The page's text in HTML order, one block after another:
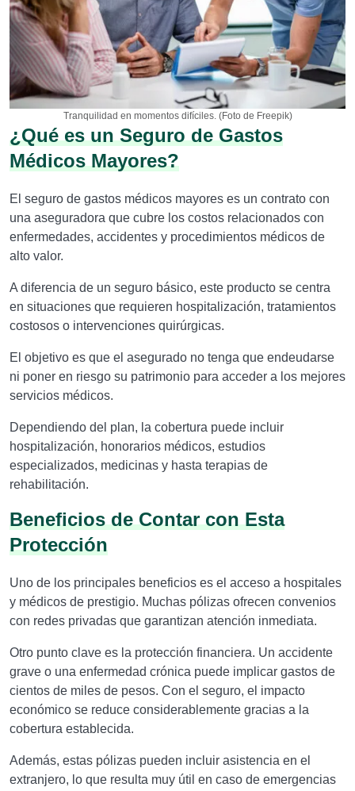
Tranquilidad en momentos difíciles. (Foto de Freepik)
¿Qué es un Seguro de Gastos
Médicos Mayores?
El seguro de gastos médicos mayores es un contrato con
una aseguradora que cubre los costos relacionados con
enfermedades, accidentes y procedimientos médicos de
alto valor.
A diferencia de un seguro básico, este producto se centra
en situaciones que requieren hospitalización, tratamientos
costosos o intervenciones quirúrgicas.
El objetivo es que el asegurado no tenga que endeudarse
ni poner en riesgo su patrimonio para acceder a los mejores
servicios médicos.
Dependiendo del plan, la cobertura puede incluir
hospitalización, honorarios médicos, estudios
especializados, medicinas y hasta terapias de
rehabilitación.
Beneficios de Contar con Esta
Protección
Uno de los principales beneficios es el acceso a hospitales
y médicos de prestigio. Muchas pólizas ofrecen convenios
con redes privadas que garantizan atención inmediata.
Otro punto clave es la protección financiera. Un accidente
grave o una enfermedad crónica puede implicar gastos de
cientos de miles de pesos. Con el seguro, el impacto
económico se reduce considerablemente gracias a la
cobertura establecida.
Además, estas pólizas pueden incluir asistencia en el
extranjero, lo que resulta muy útil en caso de emergencias